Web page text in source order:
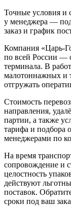
Точные условия и
у менеджера —
заказ и график
Компания «Царь-
по всей России —
терминала. В
малотоннажных и
отгружать
Стоимость
направления,
партии, а также
тарифа и подбора
менеджерами по
На время
сопровождение и
целостность
действуют
поставок.
сроки под ваш